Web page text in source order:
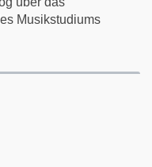
Musikstudiums